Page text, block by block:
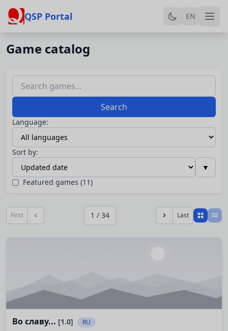
QSP Portal EN
Game catalog
Search
Language:
Sort by:
▼
Featured games (11)
First 1 / 34 Last
Во славу... [1.0] RU